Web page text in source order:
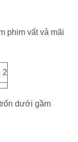
phim vất vả mãi
dưới gầm